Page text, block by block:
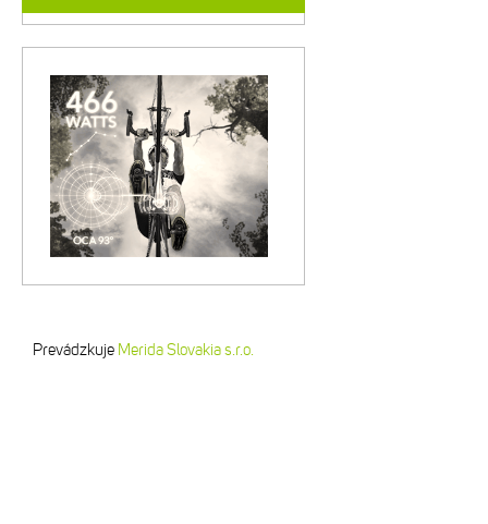
Prevádzkuje Merida Slovakia s.r.o.